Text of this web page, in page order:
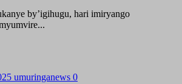
by’igihugu, hari imiryango
umuringanews 0